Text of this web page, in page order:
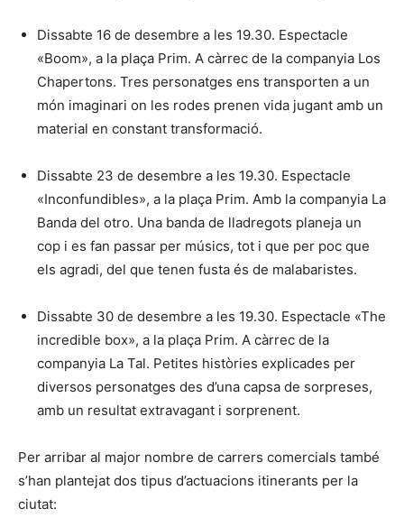
Dissabte 16 de desembre a les 19.30. Espectacle
«Boom», a la plaça Prim. A càrrec de la companyia Los
Chapertons. Tres personatges ens transporten a un
món imaginari on les rodes prenen vida jugant amb un
material en constant transformació.
Dissabte 23 de desembre a les 19.30. Espectacle
«Inconfundibles», a la plaça Prim. Amb la companyia La
Banda del otro. Una banda de lladregots planeja un
cop i es fan passar per músics, tot i que per poc que
els agradi, del que tenen fusta és de malabaristes.
Dissabte 30 de desembre a les 19.30. Espectacle «The
incredible box», a la plaça Prim. A càrrec de la
companyia La Tal. Petites històries explicades per
diversos personatges des d’una capsa de sorpreses,
amb un resultat extravagant i sorprenent.
Per arribar al major nombre de carrers comercials també
s’han plantejat dos tipus d’actuacions itinerants per la
ciutat: